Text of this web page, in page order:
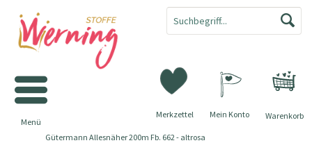
Warenkorb
Merkzettel Mein Konto
Menü
Gütermann Allesnäher 200m Fb. 662 - altrosa